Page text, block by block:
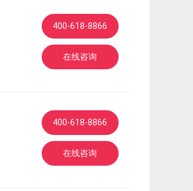
400-618-8866
在线咨询
400-618-8866
在线咨询